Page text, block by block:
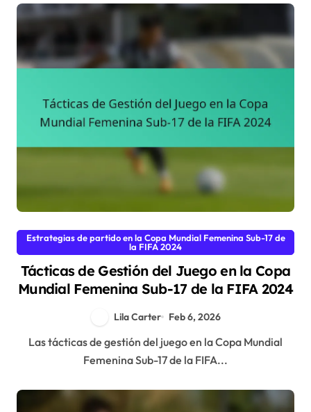
Estrategias de partido en la Copa Mundial Femenina Sub-17 de
la FIFA 2024
Tácticas de Gestión del Juego en la Copa
Mundial Femenina Sub-17 de la FIFA 2024
Lila Carter Feb 6, 2026
Las tácticas de gestión del juego en la Copa Mundial
Femenina Sub-17 de la FIFA...